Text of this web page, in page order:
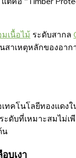
เนื้อไม้ ระดับสากล
เหตุหลักของอา
โนโลยีทองแดง
ดับที่เหมาะสมไ
น
บเงา